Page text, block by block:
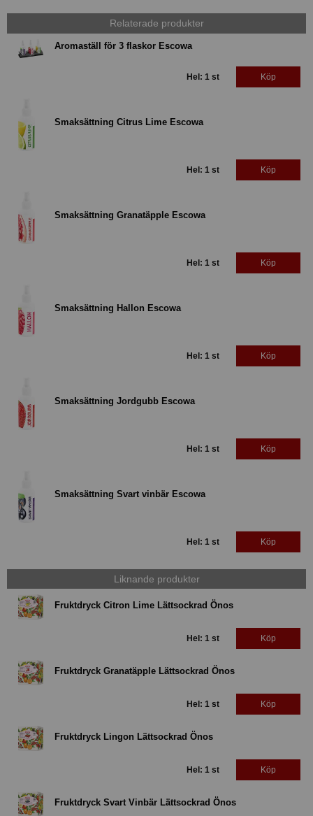
Relaterade produkter
Aromaställ för 3 flaskor Escowa
Hel: 1 st Köp
Smaksättning Citrus Lime Escowa
Hel: 1 st Köp
Smaksättning Granatäpple Escowa
Hel: 1 st Köp
Smaksättning Hallon Escowa
Hel: 1 st Köp
Smaksättning Jordgubb Escowa
Hel: 1 st Köp
Smaksättning Svart vinbär Escowa
Hel: 1 st Köp
Liknande produkter
Fruktdryck Citron Lime Lättsockrad Önos
Hel: 1 st Köp
Fruktdryck Granatäpple Lättsockrad Önos
Hel: 1 st Köp
Fruktdryck Lingon Lättsockrad Önos
Hel: 1 st Köp
Fruktdryck Svart Vinbär Lättsockrad Önos